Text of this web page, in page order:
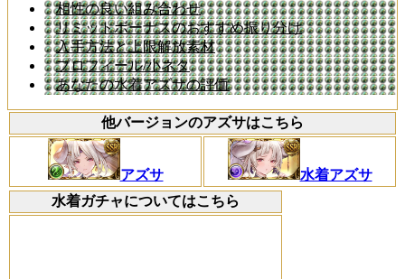
相性の良い組み合わせ
リミットボーナスのおすすめ振り分け
入手方法と上限解放素材
プロフィール/小ネタ
あなたの水着アズサの評価
他バージョンのアズサはこちら
アズサ
水着アズサ
水着ガチャについてはこちら